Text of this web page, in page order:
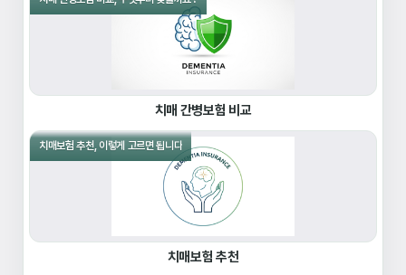
치매 간병보험 비교
치매보험 추천, 이렇게 고르면 됩니다
치매보험 추천